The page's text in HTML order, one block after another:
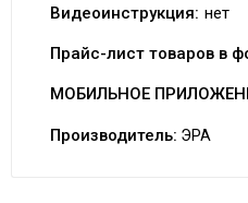
Видеоинструкция: нет
Прайс-лист товаров в
МОБИЛЬНОЕ
Производитель: ЭРА